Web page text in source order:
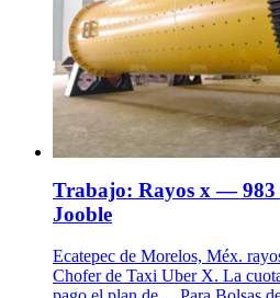
Trabajo: Rayos x —
Jooble
Ecatepec de Morelos, Méx.
Chofer de Taxi Uber X. La